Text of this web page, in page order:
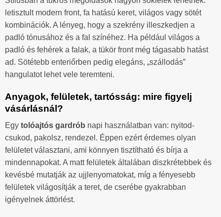
letisztult modern front, fa hatású keret, világos vagy sötét
kombinációk. A lényeg, hogy a szekrény illeszkedjen a
padló tónusához és a fal színéhez. Ha például világos a
padló és fehérek a falak, a tükör front még tágasabb hatást
ad. Sötétebb enteriőrben pedig elegáns, „szállodás”
hangulatot lehet vele teremteni.
Anyagok, felületek, tartósság: mire figyelj
vásárlásnál?
Egy tolóajtós gardrób napi használatban van: nyitod-
csukod, pakolsz, rendezel. Éppen ezért érdemes olyan
felületet választani, ami könnyen tisztítható és bírja a
mindennapokat. A matt felületek általában diszkrétebbek és
kevésbé mutatják az ujjlenyomatokat, míg a fényesebb
felületek világosítják a teret, de cserébe gyakrabban
igényelnek áttörlést.